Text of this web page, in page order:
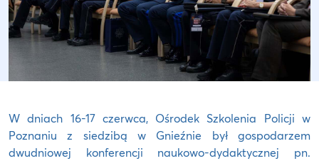
W dniach 16-17 czerwca, Ośrodek Szkolenia Policji w
Poznaniu z siedzibą w Gnieźnie był gospodarzem
dwudniowej konferencji naukowo-dydaktycznej pn.